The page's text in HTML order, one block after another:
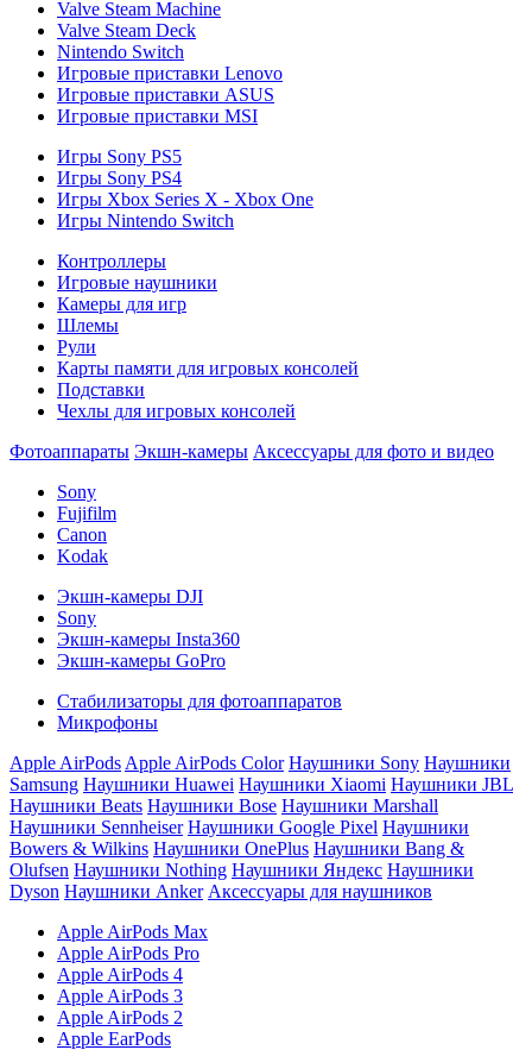
Valve Steam Machine
Valve Steam Deck
Nintendo Switch
Игровые приставки Lenovo
Игровые приставки ASUS
Игровые приставки MSI
Игры Sony PS5
Игры Sony PS4
Игры Xbox Series X - Xbox One
Игры Nintendo Switch
Контроллеры
Игровые наушники
Камеры для игр
Шлемы
Рули
Карты памяти для игровых консолей
Подставки
Чехлы для игровых консолей
Фотоаппараты Экшн-камеры Аксессуары для фото и видео
Sony
Fujifilm
Canon
Kodak
Экшн-камеры DJI
Sony
Экшн-камеры Insta360
Экшн-камеры GoPro
Стабилизаторы для фотоаппаратов
Микрофоны
Apple AirPods Apple AirPods Color Наушники Sony Наушники
Samsung Наушники Huawei Наушники Xiaomi Наушники JBL
Наушники Beats Наушники Bose Наушники Marshall
Наушники Sennheiser Наушники Google Pixel Наушники
Bowers & Wilkins Наушники OnePlus Наушники Bang &
Olufsen Наушники Nothing Наушники Яндекс Наушники
Dyson Наушники Anker Аксессуары для наушников
Apple AirPods Max
Apple AirPods Pro
Apple AirPods 4
Apple AirPods 3
Apple AirPods 2
Apple EarPods